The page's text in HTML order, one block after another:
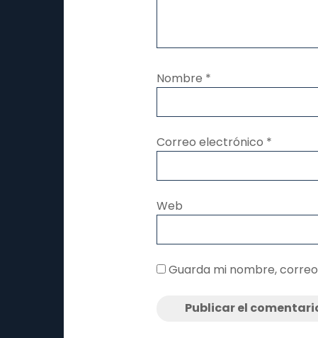
Nombre *
Correo electrónico *
Web
Guarda mi nombre,